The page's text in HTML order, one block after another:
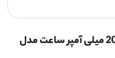
پاور بانک شیائومی 20000 میلی آمپر ساعت مدل